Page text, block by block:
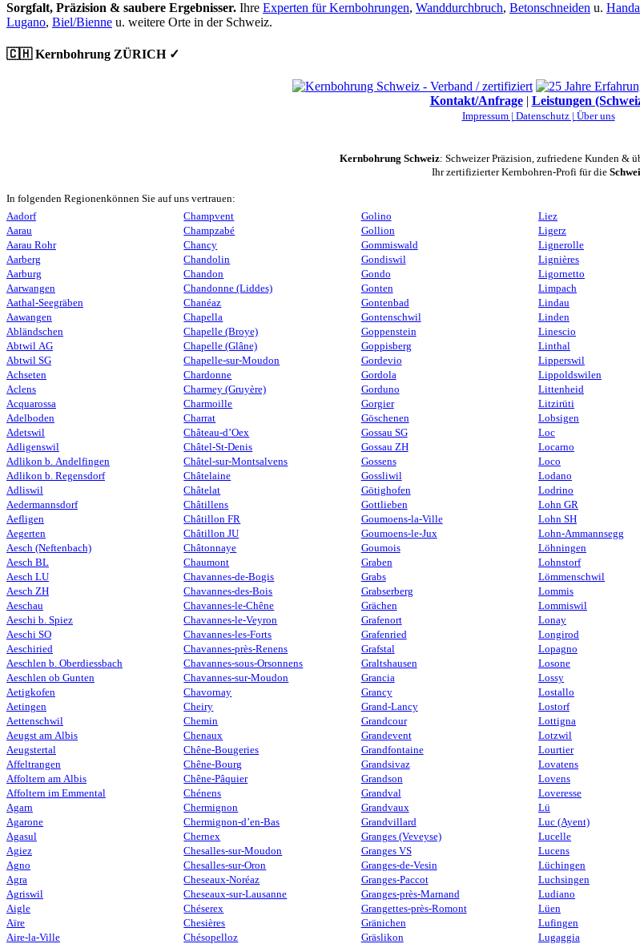
Sorgfalt, Präzision & saubere Ergebnisser. Ihre Experten für Kernbohrungen, Wanddurchbruch, Betonschneiden u.
Lugano, Biel/Bienne u. weitere Orte in der Schweiz.
🇨🇭 Kernbohrung ZÜRICH ✓
Kontakt/Anfrage| Leistungen
Impressum | Datenschutz | Über uns
Kernbohrung Schweiz: Schweizer Präzision, zufriedene Kunden &
Ihr zertifizierter Kernbohren-Profi für die
In folgenden Regionenkönnen Sie auf uns vertrauen:
Aadorf
Aarau
Aarau Rohr
Aarberg
Aarburg
Aarwangen
Aathal-Seegräben
Aawangen
Abländschen
Abtwil AG
Abtwil SG
Achseten
Aclens
Acquarossa
Adelboden
Adetswil
Adligenswil
Adlikon b. Andelfingen
Adlikon b. Regensdorf
Adliswil
Aedermannsdorf
Aefligen
Aegerten
Aesch (Neftenbach)
Aesch BL
Aesch LU
Aesch ZH
Aeschau
Aeschi b. Spiez
Aeschi SO
Aeschiried
Aeschlen b. Oberdiessbach
Aeschlen ob Gunten
Aetigkofen
Aetingen
Aettenschwil
Aeugst am Albis
Aeugstertal
Affeltrangen
Affoltern am Albis
Affoltern im Emmental
Agarn
Agarone
Agasul
Agiez
Agno
Agra
Agriswil
Aigle
Aïre
Aire-la-Ville
Champvent
Champzabé
Chancy
Chandolin
Chandon
Chandonne (Liddes)
Chanéaz
Chapella
Chapelle (Broye)
Chapelle (Glâne)
Chapelle-sur-Moudon
Chardonne
Charmey (Gruyère)
Charmoille
Charrat
Château-d’Oex
Châtel-St-Denis
Châtel-sur-Montsalvens
Châtelaine
Châtelat
Châtillens
Châtillon FR
Châtillon JU
Châtonnaye
Chaumont
Chavannes-de-Bogis
Chavannes-des-Bois
Chavannes-le-Chêne
Chavannes-le-Veyron
Chavannes-les-Forts
Chavannes-près-Renens
Chavannes-sous-Orsonnens
Chavannes-sur-Moudon
Chavornay
Cheiry
Chemin
Chenaux
Chêne-Bougeries
Chêne-Bourg
Chêne-Pâquier
Chénens
Chermignon
Chermignon-d’en-Bas
Chernex
Chesalles-sur-Moudon
Chesalles-sur-Oron
Cheseaux-Noréaz
Cheseaux-sur-Lausanne
Chéserex
Chesières
Chésopelloz
Golino
Gollion
Gommiswald
Gondiswil
Gondo
Gonten
Gontenbad
Gontenschwil
Goppenstein
Goppisberg
Gordevio
Gordola
Gorduno
Gorgier
Göschenen
Gossau SG
Gossau ZH
Gossens
Gossliwil
Götighofen
Gottlieben
Goumoens-la-Ville
Goumoens-le-Jux
Goumois
Graben
Grabs
Grabserberg
Grächen
Grafenort
Grafenried
Grafstal
Graltshausen
Grancia
Grancy
Grand-Lancy
Grandcour
Grandevent
Grandfontaine
Grandsivaz
Grandson
Grandval
Grandvaux
Grandvillard
Granges (Veveyse)
Granges VS
Granges-de-Vesin
Granges-Paccot
Granges-près-Marnand
Grangettes-près-Romont
Gränichen
Gräslikon
Liez
Ligerz
Lignerolle
Lignières
Ligornetto
Limpach
Lindau
Linden
Linescio
Linthal
Lipperswil
Lippoldswilen
Littenheid
Litzirüti
Lobsigen
Loc
Locarno
Loco
Lodano
Lodrino
Lohn GR
Lohn SH
Lohn-Ammannsegg
Löhningen
Lohnstorf
Lömmenschwil
Lommis
Lommiswil
Lonay
Longirod
Lopagno
Losone
Lossy
Lostallo
Lostorf
Lottigna
Lotzwil
Lourtier
Lovatens
Lovens
Loveresse
Lü
Luc (Ayent)
Lucelle
Lucens
Lüchingen
Luchsingen
Ludiano
Lüen
Lufingen
Lugaggia